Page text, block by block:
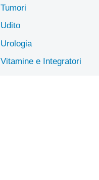
Tumori
Udito
Urologia
Vitamine e Integratori